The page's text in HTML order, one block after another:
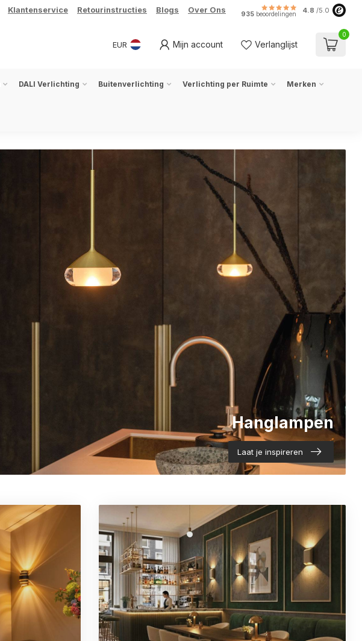
Klantenservice Retourinstructies Blogs Over Ons 935 beoordelingen 4.8 /5.0
EUR Mijn account Verlanglijst
0
DALI Verlichting Buitenverlichting Verlichting per Ruimte Merken
Hanglampen
Laat je inspireren